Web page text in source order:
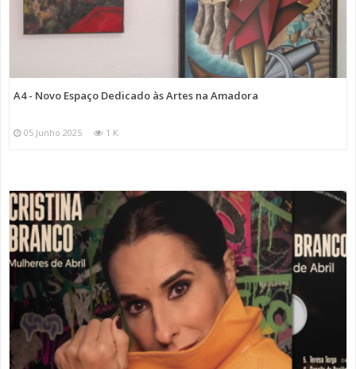
A4 - Novo Espaço Dedicado às Artes na Amadora
05 Junho 2025 1 K